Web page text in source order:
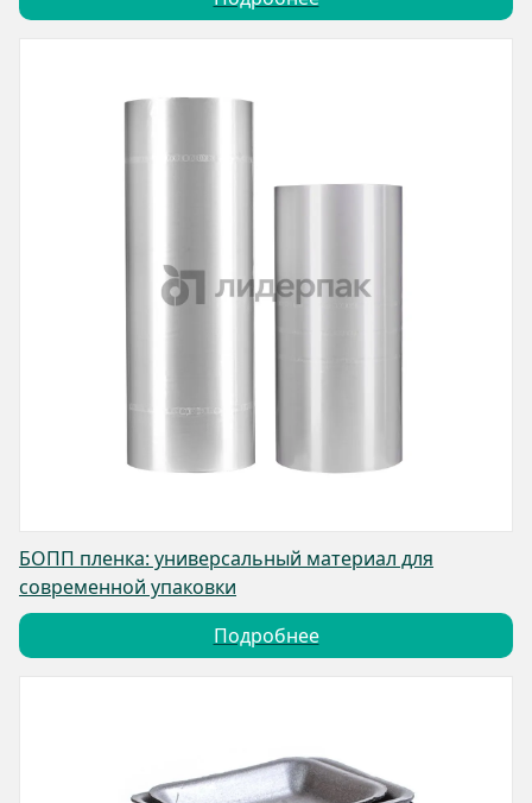
БОПП пленка: универсальный материал для
современной упаковки
Подробнее